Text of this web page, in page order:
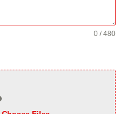
0 / 480